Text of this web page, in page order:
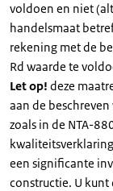
voldoen en niet
handelsmaat
rekening met de
Rd waarde te
Let op! deze
aan de
zoals in de NTA-
een significante
constructie. U kunt